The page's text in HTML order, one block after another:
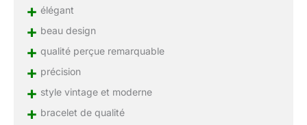
+ élégant
+ beau design
+ qualité perçue remarquable
+ précision
+ style vintage et moderne
+ bracelet de qualité